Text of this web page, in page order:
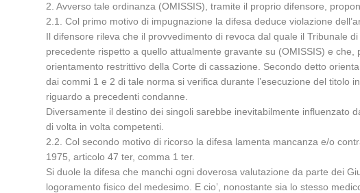
2. Avverso tale ordinanza (OMISSIS), tramite il proprio difensore,
2.1. Col primo motivo di impugnazione la difesa deduce violazione
Il difensore rileva che il provvedimento di revoca dal quale il Tribunale
precedente rispetto a quello attualmente gravante su (OMISSIS) e
orientamento restrittivo della Corte di cassazione. Secondo detto
dai commi 1 e 2 di tale norma si verifica durante l’esecuzione del titolo
riguardo a precedenti condanne.
Diversamente il destino dei singoli sarebbe inevitabilmente influenzato
di volta in volta competenti.
2.2. Col secondo motivo di ricorso la difesa lamenta mancanza e/o
1975, articolo 47 ter, comma 1 ter.
Si duole la difesa che manchi ogni doverosa valutazione da parte dei
logoramento fisico del medesimo. E cio’, nonostante sia lo stesso